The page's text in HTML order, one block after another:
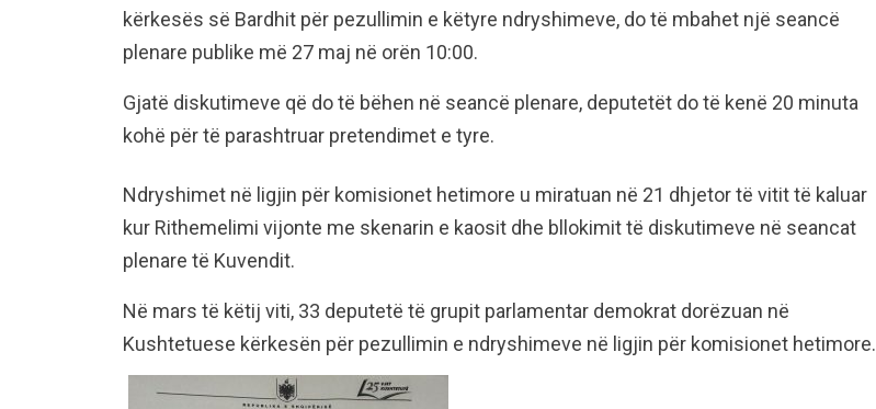
kërkesës së Bardhit për pezullimin e këtyre ndryshimeve, do të mbahet një seancë
plenare publike më 27 maj në orën 10:00.
Gjatë diskutimeve që do të bëhen në seancë plenare, deputetët do të kenë 20 minuta
kohë për të parashtruar pretendimet e tyre.
Ndryshimet në ligjin për komisionet hetimore u miratuan në 21 dhjetor të vitit të kaluar
kur Rithemelimi vijonte me skenarin e kaosit dhe bllokimit të diskutimeve në seancat
plenare të Kuvendit.
Në mars të këtij viti, 33 deputetë të grupit parlamentar demokrat dorëzuan në
Kushtetuese kërkesën për pezullimin e ndryshimeve në ligjin për komisionet hetimore.